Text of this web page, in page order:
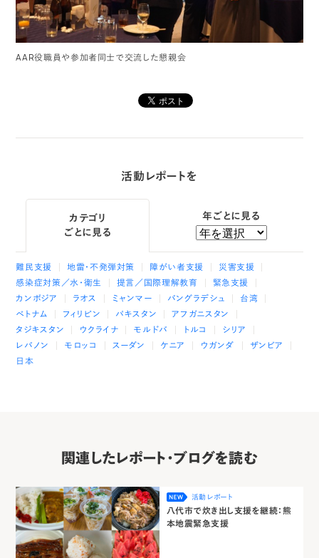
AAR役職員や参加者同士で交流した懇親会
活動レポートを
カテゴリ
ごとに見る
難民支援 地雷・不発弾対策 障がい者支援
災害支援
感染症対策／水・衛生
提言／国際理解教育
緊急支援
カンボジア
ラオス ミャンマー バングラデシュ
台湾
ベトナム
フィリピン パキスタン
アフガニスタン
タジキスタン
ウクライナ モルドバ トルコ
シリア
レバノン
モロッコ スーダン ケニア ウガンダ
ザンビア
日本
年ごとに見る
関連したレポート・ブログを読む
活動レポート
八代市で炊き出し支援を継続：熊
本地震緊急支援